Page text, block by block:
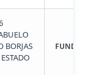
BORJAS